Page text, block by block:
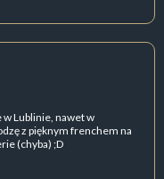
Lublinie, nawet w
z pięknym frenchem na
(chyba) ;D